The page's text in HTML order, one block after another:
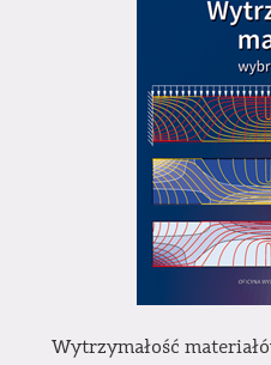
Wytrzymałość